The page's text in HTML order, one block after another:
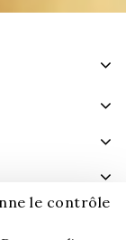
le contrôle